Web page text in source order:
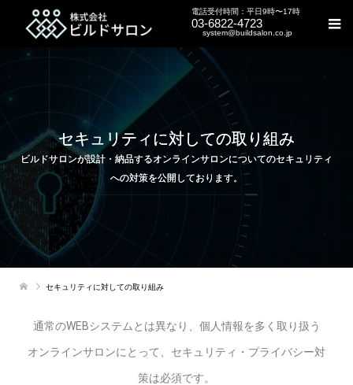
電話受付時間：平日9時〜17時
03-6822-4723
system@buildsalon.co.jp
セキュリティに対しての取り組み
ビルドサロンが設計・納品するオンラインサロンについてのセキュリティ
への対策を公開しております。
セキュリティに対しての取り組み
通常のWEBシステムとは異なり、個人情報を多く取り扱う
オンラインサロンにとって、セキュリティ・プライバシー対
策は必須です。